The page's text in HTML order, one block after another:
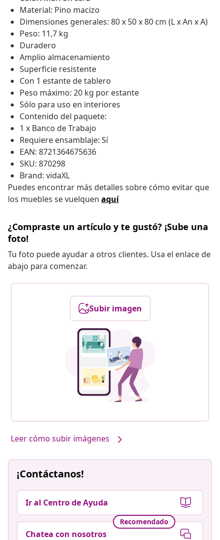
Material: Pino macizo
Dimensiones generales: 80 x 50 x 80 cm (L x An x A)
Peso: 11,7 kg
Duradero
Amplio almacenamiento
Superficie resistente
Con 1 estante de tablero
Peso máximo: 20 kg por estante
Sólo para uso en interiores
Contenido del paquete:
1 x Banco de Trabajo
Requiere ensamblaje: Sí
EAN: 8721364675636
SKU: 870298
Brand: vidaXL
Puedes encontrar más detalles sobre cómo evitar que
los muebles se vuelquen aquí
¿Compraste un artículo y te gustó? ¡Sube una
foto!
Tu foto puede ayudar a otros clientes. Usa el enlace de
abajo para comenzar.
Subir imagen
Leer cómo subir imágenes
¡Contáctanos!
Ir al Centro de Ayuda
Recomendado
Chatea con nosotros